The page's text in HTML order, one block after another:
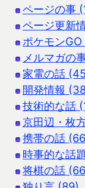
ページの事
ページ更新
ポケモン
メルマガの
家電の話
開発情報
技術的な話
京田辺・枚
携帯の話
時事的な話
将棋の話